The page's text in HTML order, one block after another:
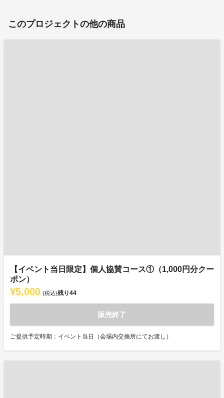
このプロジェクトの他の商品
【イベント当日限定】個人協賛コース①（1,000円分クー
ポン）
¥5,000 (税込)残り44
販売終了
ご提供予定時期：イベント当日（会場内交換所にてお渡し）